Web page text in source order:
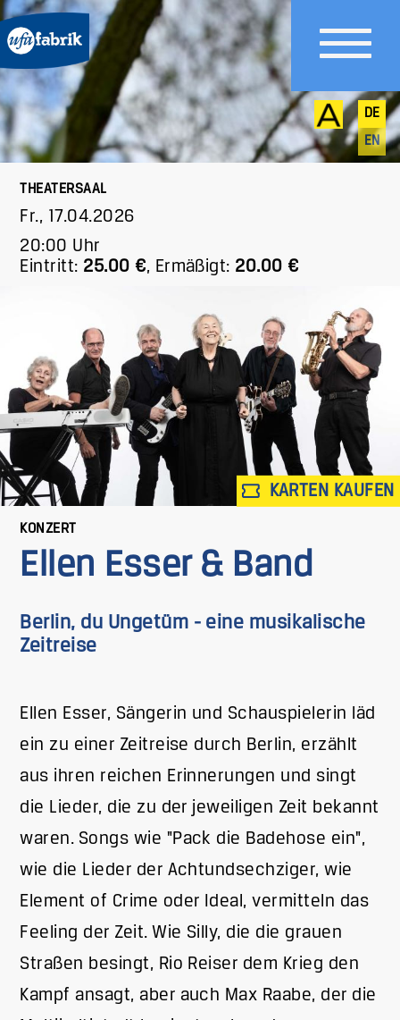
DE
EN
THEATERSAAL
Fr., 17.04.2026
20:00 Uhr
Eintritt: 25.00 €, Ermäßigt: 20.00 €
KARTEN KAUFEN
KONZERT
Ellen Esser & Band
Berlin, du Ungetüm - eine musikalische
Zeitreise
Ellen Esser, Sängerin und Schauspielerin läd
ein zu einer Zeitreise durch Berlin, erzählt
aus ihren reichen Erinnerungen und singt
die Lieder, die zu der jeweiligen Zeit bekannt
waren. Songs wie "Pack die Badehose ein",
wie die Lieder der Achtundsechziger, wie
Element of Crime oder Ideal, vermitteln das
Feeling der Zeit. Wie Silly, die die grauen
Straßen besingt, Rio Reiser dem Krieg den
Kampf ansagt, aber auch Max Raabe, der die